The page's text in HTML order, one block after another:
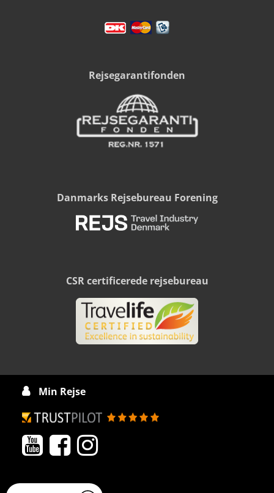
Rejsegarantifonden
Danmarks Rejsebureau Forening
CSR certificerede rejsebureau
 Min Rejse
  